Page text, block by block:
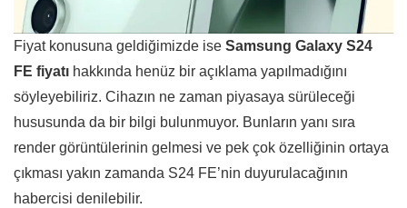
Fiyat konusuna geldiğimizde ise Samsung Galaxy S24
FE fiyatı hakkında henüz bir açıklama yapılmadığını
söyleyebiliriz. Cihazın ne zaman piyasaya sürüleceği
hususunda da bir bilgi bulunmuyor. Bunların yanı sıra
render görüntülerinin gelmesi ve pek çok özelliğinin ortaya
çıkması yakın zamanda S24 FE’nin duyurulacağının
habercisi denilebilir.